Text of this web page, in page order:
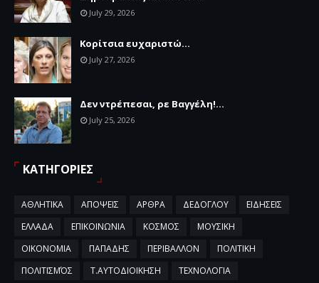
July 29, 2026
Κορίτσια ευχαριστώ...
July 27, 2026
Δεν ντρέπεσαι, ρε Βαγγέλη!...
July 25, 2026
ΚΑΤΗΓΟΡΙΕΣ
ΑΘΛΗΤΙΚΑ ΑΠΟΨΕΙΣ ΑΡΘΡΑ ΔΕΔΟΓΛΟΥ
ΕΙΔΗΣΕΙΣ
ΕΛΛΑΔΑ
ΕΠΙΚΟΙΝΩΝΙΑ ΚΟΣΜΟΣ
ΜΟΥΣΙΚΗ
ΟΙΚΟΝΟΜΙΑ
ΠΑΠΑΔΗΣ ΠΕΡΙΒΑΛΛΟΝ
ΠΟΛΙΤΙΚΗ
ΠΟΛΙΤΙΣΜΌΣ
Τ.ΑΥΤΟΔΙΟΙΚΗΣΗ
ΤΕΧΝΟΛΟΓΙΑ